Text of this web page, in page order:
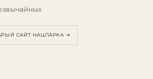
САЙТ НАЦПАРКА →